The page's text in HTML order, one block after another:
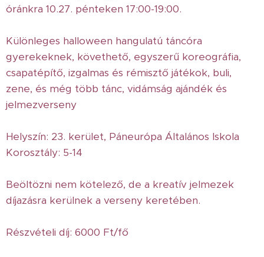
óránkra 10.27. pénteken 17:00-19:00.
Különleges halloween hangulatú táncóra
gyerekeknek, követhető, egyszerű koreográfia,
csapatépítő, izgalmas és rémisztő játékok, buli,
zene, és még több tánc, vidámság ajándék és
jelmezverseny
Helyszín: 23. kerület, Páneurópa Általános Iskola
Korosztály: 5-14
Beöltözni nem kötelező, de a kreatív jelmezek
díjazásra kerülnek a verseny keretében.
Részvételi díj: 6000 Ft/fő